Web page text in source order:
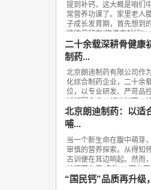
提到补钙，这大概是咱们
常营养功课了。家里老人
子成长发育期，首先想到
往往停留在“吃进去就行”
二十余载深耕骨健
制药...
北京朗迪制药有限公司作
化综合制药企业，二十余
位，以专业研发、严苛品
域领军企业，朗迪制药、
北京朗迪制药：以适
哺...
当一个新生命在腹中萌芽
审慎的营养探索。从得知
古训便在耳边响起。然而
关键不在于“多吃”，而在于
“国民钙”品质再升级